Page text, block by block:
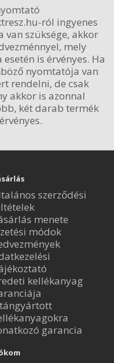
ról ingyenes
szüksége, akkor
mely
is érvényes. Ha
nyomtatója van
rendelni, de csak
akkor is azonnal
két darab termék
szerződési
menete
módok
kellékanyag
garancia